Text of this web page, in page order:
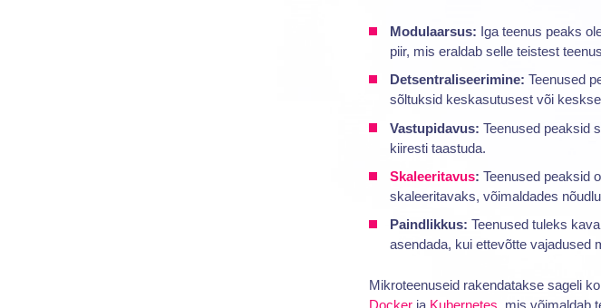
Modulaarsus: Iga teenus peaks
piir, mis eraldab selle teistest
Detsentraliseerimine: Teenused
sõltuksid keskasutusest või
Vastupidavus: Teenused peaksid
kiiresti taastuda.
Skaleeritavus: Teenused peaksid
skaleeritavaks, võimaldades
Paindlikkus: Teenused tuleks
asendada, kui ettevõtte vajadused
Mikroteenuseid rakendatakse sageli
Dockerja Kubernetes, mis võimaldab